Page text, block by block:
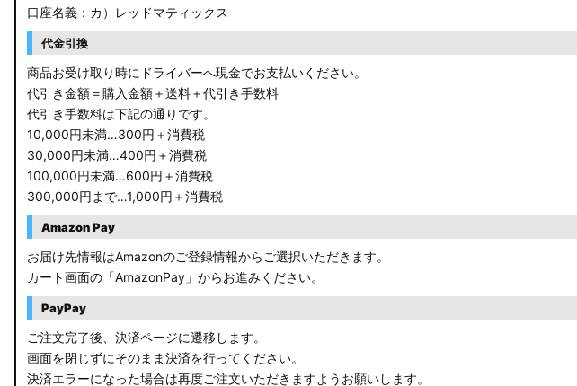
口座名義：カ）レッドマティックス
代金引換
商品お受け取り時にドライバーへ現金でお支払いください。
代引き金額＝購入金額＋送料＋代引き手数料
代引き手数料は下記の通りです。
10,000円未満…300円＋消費税
30,000円未満…400円＋消費税
100,000円未満…600円＋消費税
300,000円まで…1,000円＋消費税
Amazon Pay
お届け先情報はAmazonのご登録情報からご選択いただきます。
カート画面の「AmazonPay」からお進みください。
PayPay
ご注文完了後、決済ページに遷移します。
画面を閉じずにそのまま決済を行ってください。
決済エラーになった場合は再度ご注文いただきますようお願いします。